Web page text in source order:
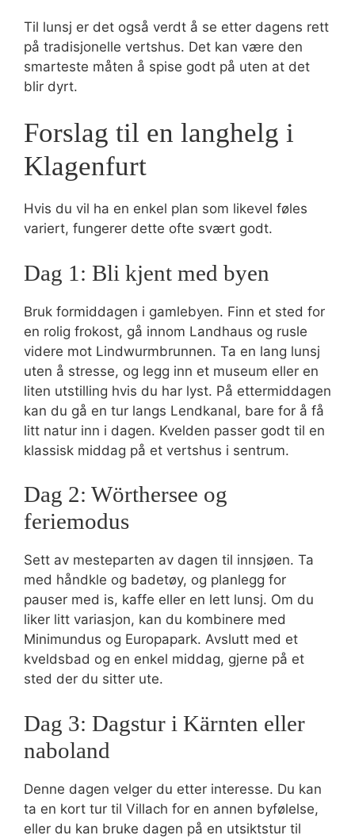
Til lunsj er det også verdt å se etter dagens rett
på tradisjonelle vertshus. Det kan være den
smarteste måten å spise godt på uten at det
blir dyrt.
Forslag til en langhelg i
Klagenfurt
Hvis du vil ha en enkel plan som likevel føles
variert, fungerer dette ofte svært godt.
Dag 1: Bli kjent med byen
Bruk formiddagen i gamlebyen. Finn et sted for
en rolig frokost, gå innom Landhaus og rusle
videre mot Lindwurmbrunnen. Ta en lang lunsj
uten å stresse, og legg inn et museum eller en
liten utstilling hvis du har lyst. På ettermiddagen
kan du gå en tur langs Lendkanal, bare for å få
litt natur inn i dagen. Kvelden passer godt til en
klassisk middag på et vertshus i sentrum.
Dag 2: Wörthersee og
feriemodus
Sett av mesteparten av dagen til innsjøen. Ta
med håndkle og badetøy, og planlegg for
pauser med is, kaffe eller en lett lunsj. Om du
liker litt variasjon, kan du kombinere med
Minimundus og Europapark. Avslutt med et
kveldsbad og en enkel middag, gjerne på et
sted der du sitter ute.
Dag 3: Dagstur i Kärnten eller
naboland
Denne dagen velger du etter interesse. Du kan
ta en kort tur til Villach for en annen byfølelse,
eller du kan bruke dagen på en utsiktstur til